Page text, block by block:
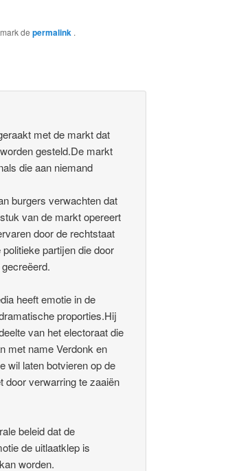
de permalink .
met de markt dat
gesteld.De markt
die aan niemand
burgers verwachten dat
van de markt opereert
door de rechtstaat
partijen die door
heeft emotie in de
proporties.Hij
van het electoraat die
met name Verdonk en
wil laten botvieren op de
door verwarring te zaaiën
beleid dat de
de uitlaatklep is
worden.